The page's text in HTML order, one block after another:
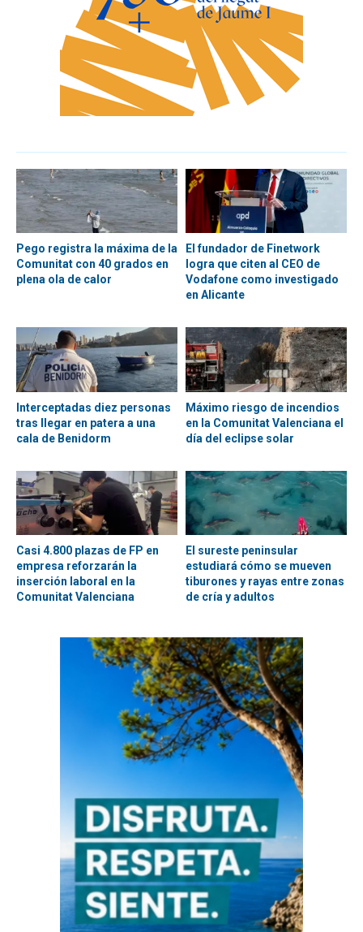
Pego registra la máxima de la
Comunitat con 40 grados en
plena ola de calor
El fundador de Finetwork
logra que citen al CEO de
Vodafone como investigado
en Alicante
Interceptadas diez personas
tras llegar en patera a una
cala de Benidorm
Máximo riesgo de incendios
en la Comunitat Valenciana el
día del eclipse solar
Casi 4.800 plazas de FP en
empresa reforzarán la
inserción laboral en la
Comunitat Valenciana
El sureste peninsular
estudiará cómo se mueven
tiburones y rayas entre zonas
de cría y adultos